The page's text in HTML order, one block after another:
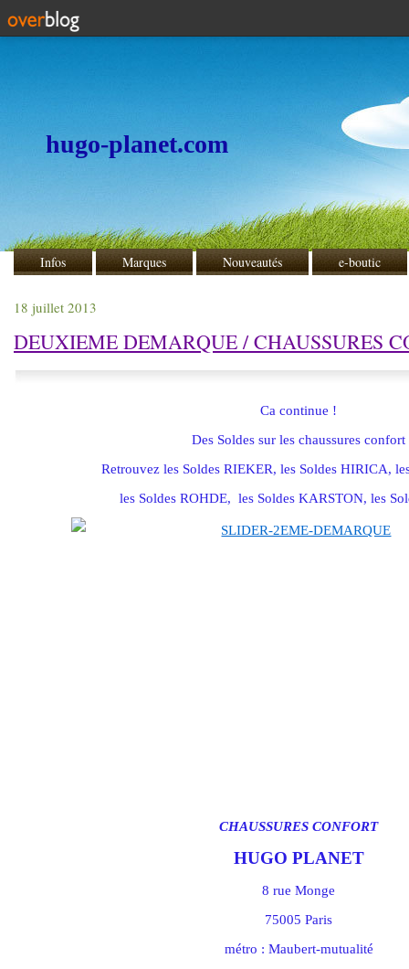
hugo-planet.com
Infos Marques Nouveautés e-boutic
18 juillet 2013
DEUXIEME DEMARQUE / CHAUSSURES
Ca continue !
Des Soldes sur les chaussures confort
Retrouvez les Soldes RIEKER, les Soldes HIRICA,
les Soldes ROHDE, les Soldes KARSTON, les
CHAUSSURES CONFORT
HUGO PLANET
8 rue Monge
75005 Paris
métro : Maubert-mutualité